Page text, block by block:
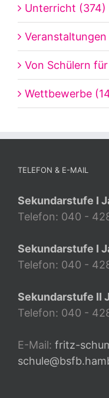
Unterricht (374)
Veranstaltungen
Von Schülern
Wettbewerbe
TELEFON & E-MAIL
Sekundarstufe I
Telefon: 040 -
Sekundarstufe I
Telefon: 040 -
Sekundarstufe II
Telefon: 040 -
E-Mail: fritz-